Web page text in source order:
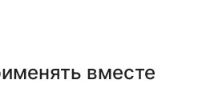
вместе